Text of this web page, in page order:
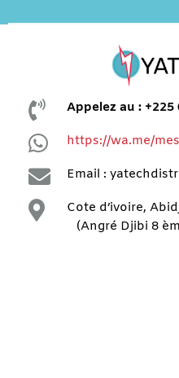
 Appelez au : +225
 https://wa.me/
 Email :

Cote d’ivoire,
(Angré Djibi 8